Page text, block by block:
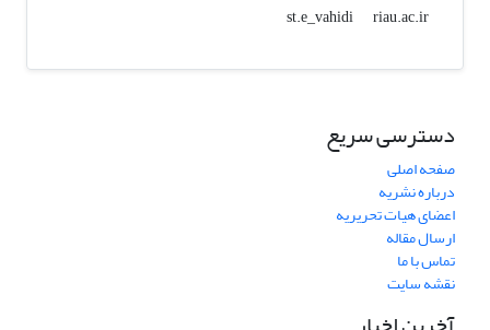
st.e_vahidi
riau.ac.ir
دسترسی سریع
صفحه اصلی
درباره نشریه
اعضای هیات تحریریه
ارسال مقاله
تماس با ما
نقشه سایت